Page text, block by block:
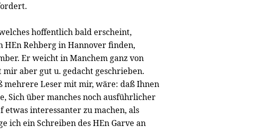
hoffentlich bald erscheint,
HEn Rehberg in Hannover finden,
Er weicht in Manchem ganz von
aber gut u. gedacht geschrieben.
mehrere Leser mit mir, wäre: daß Ihnen
Sich über manches noch ausführlicher
etwas interessanter zu machen, als
ich ein Schreiben des HEn Garve an